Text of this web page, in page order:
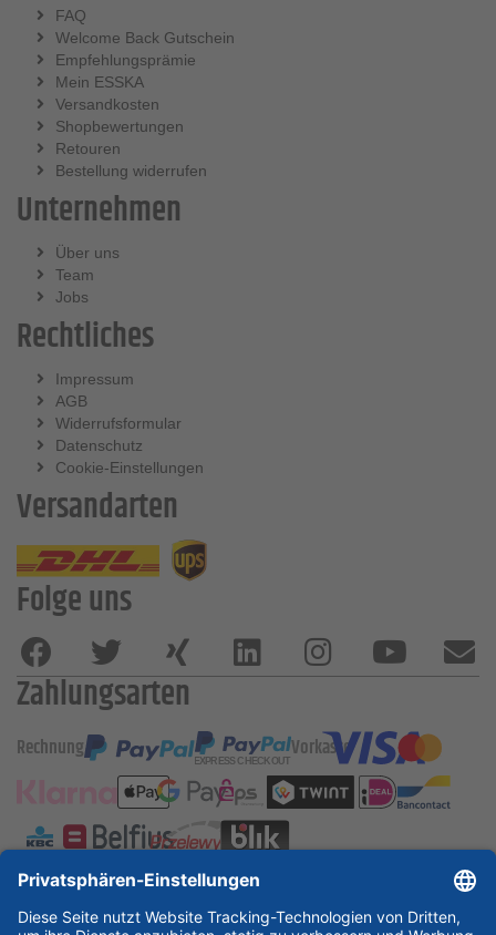
FAQ
Welcome Back Gutschein
Empfehlungsprämie
Mein ESSKA
Versandkosten
Shopbewertungen
Retouren
Bestellung widerrufen
Unternehmen
Über uns
Team
Jobs
Rechtliches
Impressum
AGB
Widerrufsformular
Datenschutz
Cookie-Einstellungen
Versandarten
Folge uns
Zahlungsarten
Rechnung Vorkasse
ESSKA International
new